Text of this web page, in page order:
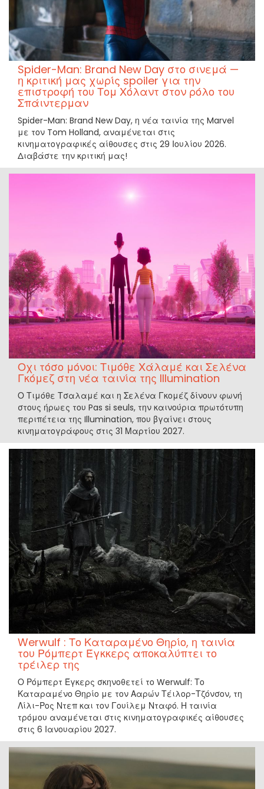
Spider-Man: Brand New Day στο σινεμά —
η κριτική μας χωρίς spoiler για την
επιστροφή του Τομ Χόλαντ στον ρόλο του
Σπάιντερμαν
Spider-Man: Brand New Day, η νέα ταινία της Marvel
με τον Tom Holland, αναμένεται στις
κινηματογραφικές αίθουσες στις 29 Ιουλίου 2026.
Διαβάστε την κριτική μας!
Οχι τόσο μόνοι: Τιμόθε Χάλαμέ και Σελένα
Γκόμεζ στη νέα ταινία της Illumination
Ο Τιμόθε Τσαλαμέ και η Σελένα Γκομέζ δίνουν φωνή
στους ήρωες του Pas si seuls, την καινούρια πρωτότυπη
περιπέτεια της Illumination, που βγαίνει στους
κινηματογράφους στις 31 Μαρτίου 2027.
Werwulf : Το Καταραμένο Θηρίο, η ταινία
του Ρόμπερτ Έγκκερς αποκαλύπτει το
τρέιλερ της
Ο Ρόμπερτ Έγκερς σκηνοθετεί το Werwulf: Το
Καταραμένο Θηρίο με τον Ααρών Τέιλορ-Τζόνσον, τη
Λίλι-Ρος Ντεπ και τον Γουίλεμ Νταφό. Η ταινία
τρόμου αναμένεται στις κινηματογραφικές αίθουσες
στις 6 Ιανουαρίου 2027.